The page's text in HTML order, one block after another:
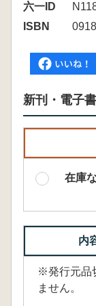
六一ID
ISBN
新刊・電子
在庫
内
※発行元品
ません。